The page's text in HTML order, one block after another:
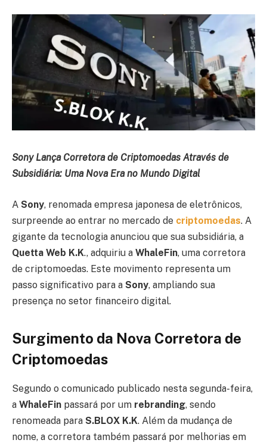
Sony Lança Corretora de Criptomoedas Através de
Subsidiária: Uma Nova Era no Mundo Digital
A Sony, renomada empresa japonesa de eletrônicos,
surpreende ao entrar no mercado de criptomoedas. A
gigante da tecnologia anunciou que sua subsidiária, a
Quetta Web K.K., adquiriu a WhaleFin, uma corretora
de criptomoedas. Este movimento representa um
passo significativo para a Sony, ampliando sua
presença no setor financeiro digital.
Surgimento da Nova Corretora de
Criptomoedas
Segundo o comunicado publicado nesta segunda-feira,
a WhaleFin passará por um rebranding, sendo
renomeada para S.BLOX K.K. Além da mudança de
nome, a corretora também passará por melhorias em